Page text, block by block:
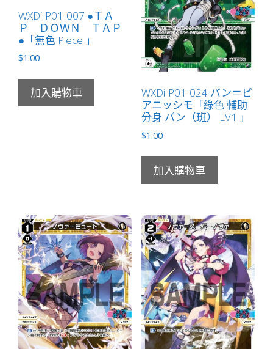
WXDi-P01-007 ●ＴＡ
Ｐ ＤＯＷＮ ＴＡＰ
●「無色 Piece 」
$1.00
加入購物車
WXDi-P01-024 バン＝ピ
アニッシモ「綠色 輔助
分身 バン（班） LV1 」
$1.00
加入購物車